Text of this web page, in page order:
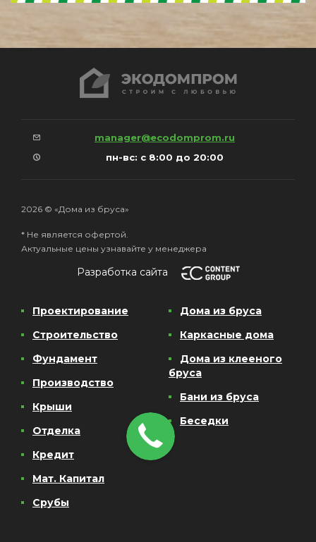
manager@ecodomprom.ru
пн-вс: с 8:00 до 20:00
2026 © «Дома из бруса»
* Не является офертой.
Актуальные цены узнавайте у менеджера
Разработка сайта
Проектирование
Строительство
Фундамент
Производство
Крыши
Отделка
Кредит
Мат. Капитал
Срубы
Дома из бруса
Каркасные дома
Дома из клееного
бруса
Бани из бруса
Беседки